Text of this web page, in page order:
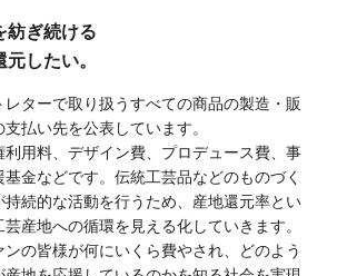
紡ぎ続ける
したい。
ターで取り扱うすべての商品の製造・販
払い先を公表しています。
利用料、デザイン費、プロデュース費、事
金などです。伝統工芸品などのものづく
持続的な活動を行うため、産地還元率とい
産地への循環を見える化していきます。
の皆様が何にいくら費やされ、どのよう